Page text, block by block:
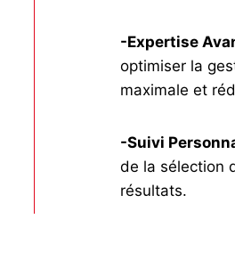
-Expertise
optimiser la
maximale et
-Suivi
de la sélection
résultats.